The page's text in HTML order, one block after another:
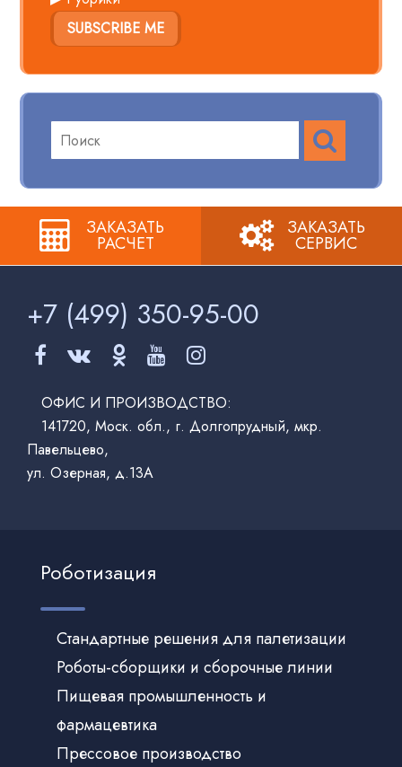
SUBSCRIBE ME
Поиск
по:
ПОИСК
ЗАКАЗАТЬ
РАСЧЕТ
ЗАКАЗАТЬ
СЕРВИС
+7 (499) 350-95-00
ОФИС И ПРОИЗВОДСТВО:
141720, Моск. обл., г. Долгопрудный, мкр.
Павельцево,
ул. Озерная, д.13А
Роботизация
Стандартные решения для палетизации
Роботы-сборщики и сборочные линии
Пищевая промышленность и
фармацевтика
Прессовое производство